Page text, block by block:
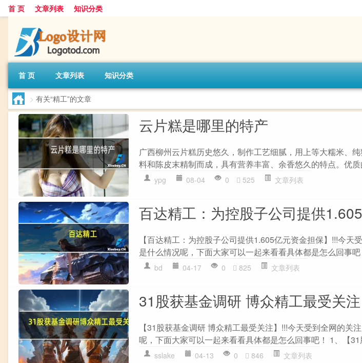
首 页 文章列表 知识分类
首 页 文章列表 知识分类
> 有关“精工”的文章
云片糕是哪里的特产
广西柳州云片糕历史悠久，制作工艺细腻，用上等大糯米、
料和陈皮末精制而成，具有营养丰富、余香悠久的特点。优质
ypg 08-04 0 525 文章列表
百达精工：为控股子公司提供
【百达精工：为控股子公司提供1.605亿元资金担保】!!!今天
是什么情况呢，下面大家可以一起来看看具体都是怎么回事吧
bd 04-17 0 825 文章列表
31股获基金调研 博众精工最受关注
【31股获基金调研 博众精工最受关注】!!!今天受到全网的关
呢，下面大家可以一起来看看具体都是怎么回事吧！ 1、【31
sslake 04-13 0 846 文章列表